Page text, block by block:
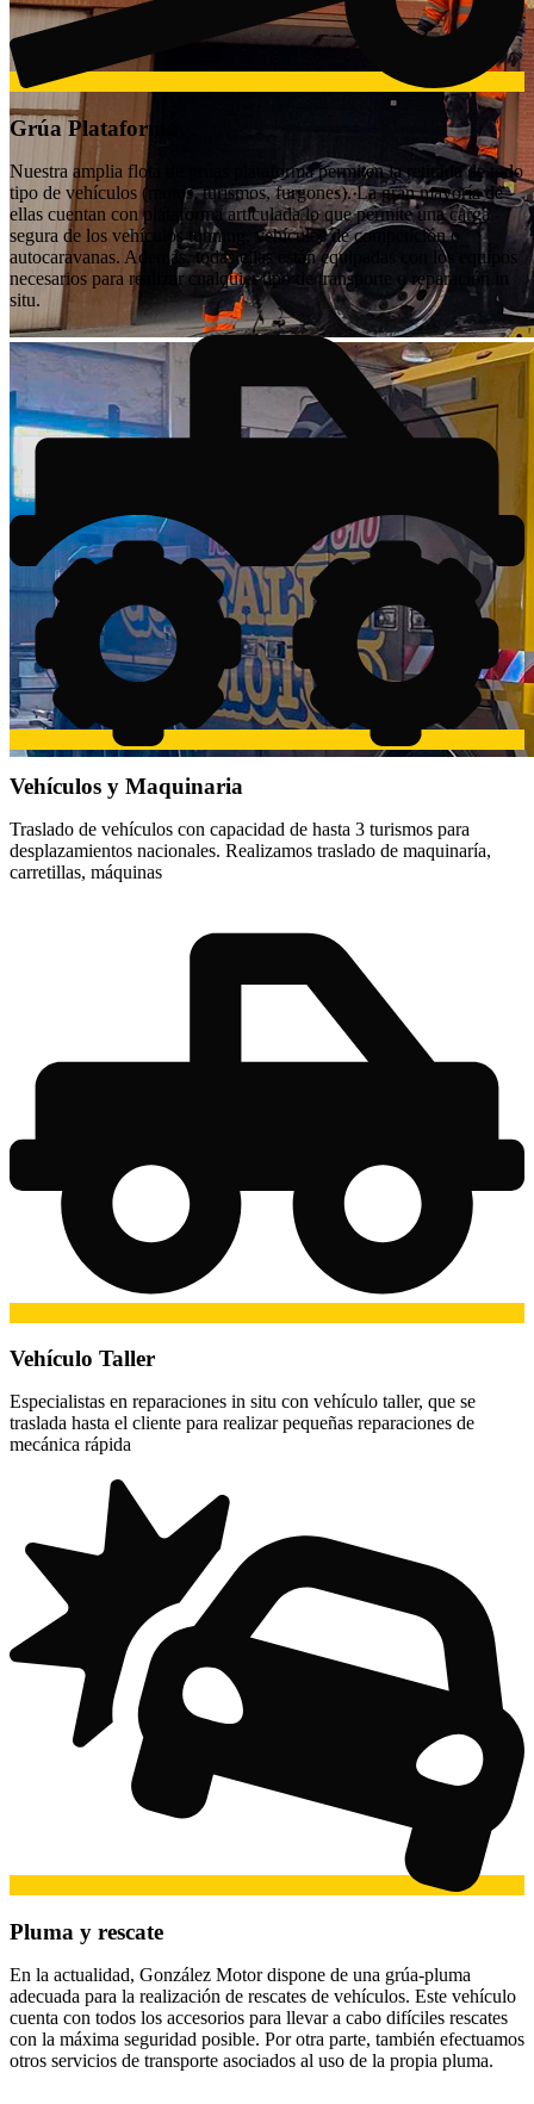
Grúa Plataforma
Nuestra amplia flota de grúas plataforma permiten la retirada de todo
tipo de vehículos (motos, turismos, furgones). La gran mayoría de
ellas cuentan con plataforma articulada lo que permite una carga
segura de los vehículos tunning, vehículos de competición o
autocaravanas. Además, todas ellas están equipadas con los equipos
necesarios para realizar cualquier tipo de transporte o reparación in
situ.
Vehículos y Maquinaria
Traslado de vehículos con capacidad de hasta 3 turismos para
desplazamientos nacionales. Realizamos traslado de maquinaría,
carretillas, máquinas
Vehículo Taller
Especialistas en reparaciones in situ con vehículo taller, que se
traslada hasta el cliente para realizar pequeñas reparaciones de
mecánica rápida
Pluma y rescate
En la actualidad, González Motor dispone de una grúa-pluma
adecuada para la realización de rescates de vehículos. Este vehículo
cuenta con todos los accesorios para llevar a cabo difíciles rescates
con la máxima seguridad posible. Por otra parte, también efectuamos
otros servicios de transporte asociados al uso de la propia pluma.